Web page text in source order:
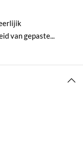
van gepaste...